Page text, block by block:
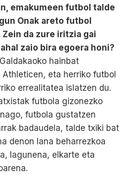
emakumeen futbol talde
Onak areto futbol
da zure iritzia gai
zaio bira egoera honi?
hainbat
eta herriko futbol
errealitatea islatzen du.
futbola gizonezko
futbola gustatzen
badaudela, talde txiki bat
denon lana beharrezkoa
lagunena, elkarte eta